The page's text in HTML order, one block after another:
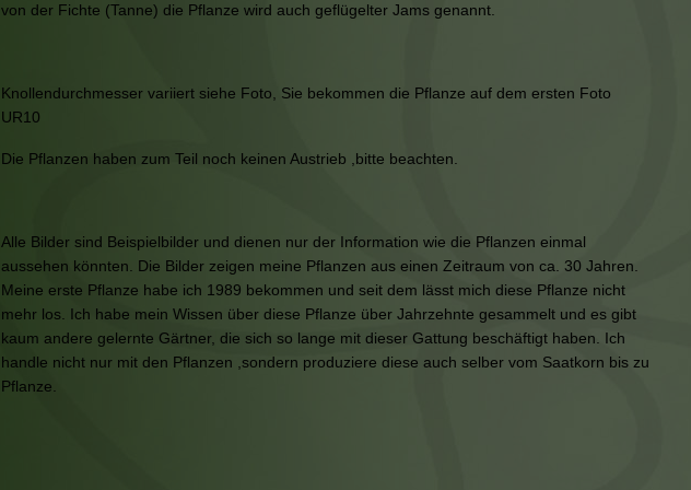
von der Fichte (Tanne) die Pflanze wird auch geflügelter Jams genannt.
Knollendurchmesser variiert siehe Foto, Sie bekommen die Pflanze auf dem ersten Foto
UR10
Die Pflanzen haben zum Teil noch keinen Austrieb ,bitte beachten.
Alle Bilder sind Beispielbilder und dienen nur der Information wie die Pflanzen einmal
aussehen könnten. Die Bilder zeigen meine Pflanzen aus einen Zeitraum von ca. 30 Jahren.
Meine erste Pflanze habe ich 1989 bekommen und seit dem lässt mich diese Pflanze nicht
mehr los. Ich habe mein Wissen über diese Pflanze über Jahrzehnte gesammelt und es gibt
kaum andere gelernte Gärtner, die sich so lange mit dieser Gattung beschäftigt haben. Ich
handle nicht nur mit den Pflanzen ,sondern produziere diese auch selber vom Saatkorn bis zu
Pflanze.